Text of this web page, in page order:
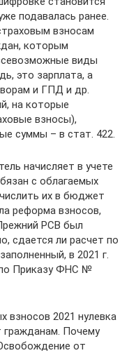
подавалась ранее.
взносам
которым
виды
это зарплата, а
и ГПД и др.
на которые
взносы),
суммы – в стат. 422.
начисляет в учете
с облагаемых
их в бюджет
реформа взносов,
РСВ был
сдается ли расчет по
в 2021 г.
Приказу ФНС №
взносов 2021 нулевка
гражданам. Почему
от